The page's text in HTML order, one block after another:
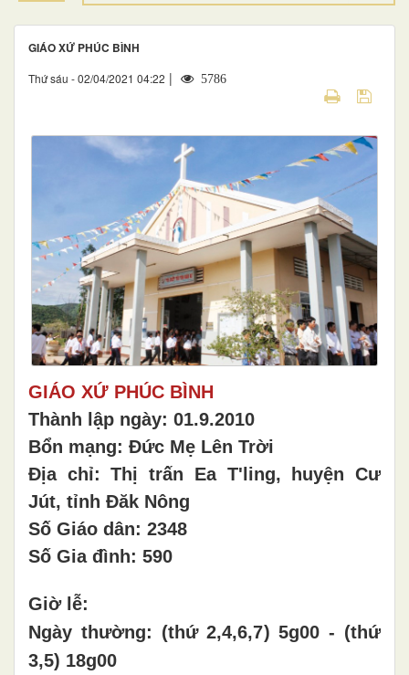
GIÁO XỨ PHÚC BÌNH
Thứ sáu - 02/04/2021 04:22 | 5786
GIÁO XỨ PHÚC BÌNH
Thành lập ngày: 01.9.2010
Bổn mạng: Đức Mẹ Lên Trời
Địa chỉ: Thị trấn Ea T'ling, huyện Cư
Jút, tỉnh Đăk Nông
Số Giáo dân: 2348
Số Gia đình: 590
Giờ lễ:
Ngày thường: (thứ 2,4,6,7) 5g00 - (thứ
3,5) 18g00